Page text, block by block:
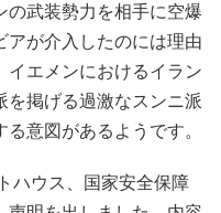
の武装勢力を相手に空爆
アが介入したのには理由
イエメンにおけるイラン
を掲げる過激なスンニ派
意図があるようです。
ハウス、国家安全保障